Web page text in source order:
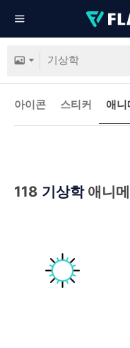
아이콘 스티커 애
118 기상학애니